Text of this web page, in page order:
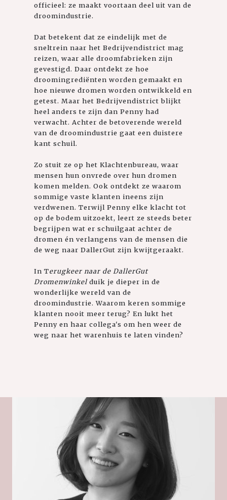
officieel: ze maakt voortaan deel uit van de
droomindustrie.
Dat betekent dat ze eindelijk met de
sneltrein naar het Bedrijvendistrict mag
reizen, waar alle droomfabrieken zijn
gevestigd. Daar ontdekt ze hoe
droomingrediënten worden gemaakt en
hoe nieuwe dromen worden ontwikkeld en
getest. Maar het Bedrijvendistrict blijkt
heel anders te zijn dan Penny had
verwacht. Achter de betoverende wereld
van de droomindustrie gaat een duistere
kant schuil.
Zo stuit ze op het Klachtenbureau, waar
mensen hun onvrede over hun dromen
komen melden. Ook ontdekt ze waarom
sommige vaste klanten ineens zijn
verdwenen. Terwijl Penny elke klacht tot
op de bodem uitzoekt, leert ze steeds beter
begrijpen wat er schuilgaat achter de
dromen én verlangens van de mensen die
de weg naar DallerGut zijn kwijtgeraakt.
In Terugkeer naar de DallerGut
Dromenwinkel duik je dieper in de
wonderlijke wereld van de
droomindustrie. Waarom keren sommige
klanten nooit meer terug? En lukt het
Penny en haar collega's om hen weer de
weg naar het warenhuis te laten vinden?